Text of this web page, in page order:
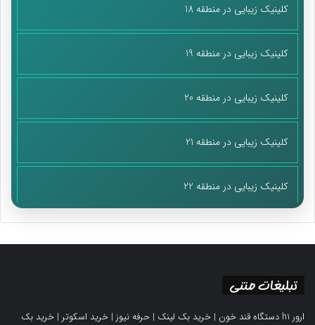
کلینیک زیبایی در منطقه 18
کلینیک زیبایی در منطقه 19
کلینیک زیبایی در منطقه 20
کلینیک زیبایی در منطقه 21
کلینیک زیبایی در منطقه 22
تبلیغات متنی
ارور h1 دستگاه قند خون | خرید بک لینک | حرفه نیوز | خرید اسکوتر | خرید بک